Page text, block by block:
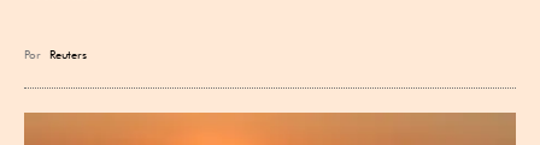
Por Reuters